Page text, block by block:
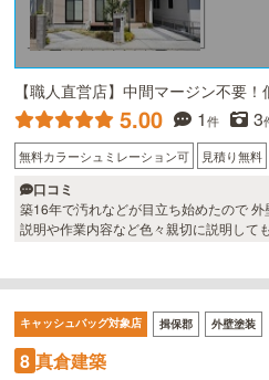
【職人直営店】中間マージン不要
5.00 1件 3
無料カラーシュミレーション可 見積り無料
口コミ
築16年で汚れなどが目立ち始めたので
説明や作業内容など色々親切に説明して
キャッシュバッグ対象店 揖保郡 外壁塗装
8 真倉建築